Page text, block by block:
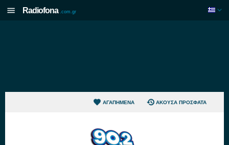
Radiofona .com.gr
ΑΓΑΠΗΜΈΝΑ ΆΚΟΥΣΑ ΠΡΌΣΦΑΤΑ